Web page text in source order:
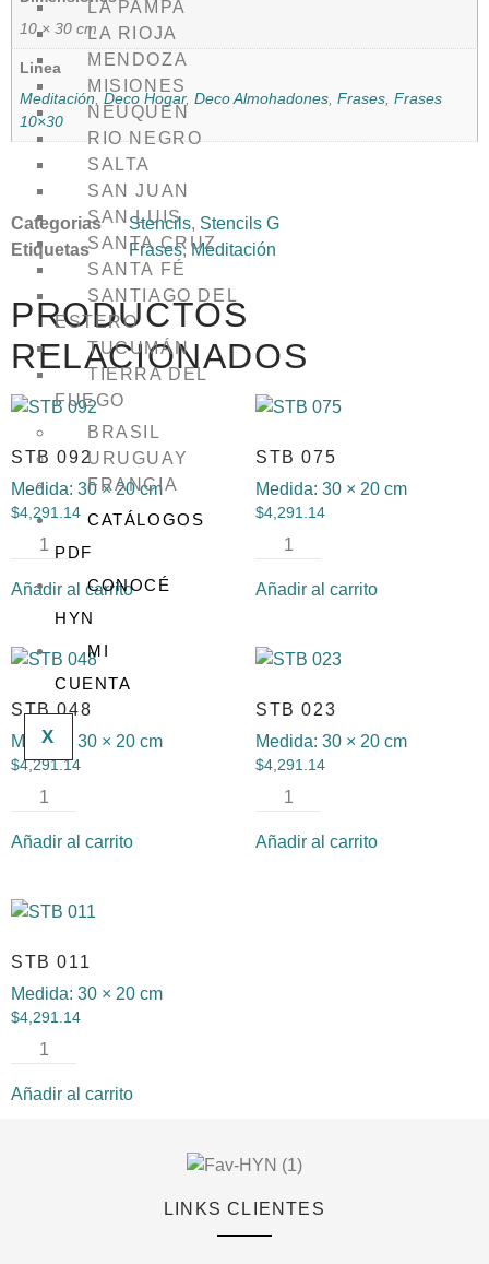
LA PAMPA
LA RIOJA
MENDOZA
MISIONES
NEUQUEN
RIO NEGRO
SALTA
SAN JUAN
SAN LUIS
SANTA CRUZ
SANTA FÉ
SANTIAGO DEL
ESTERO
TUCUMÁN
TIERRA DEL
FUEGO
BRASIL
URUGUAY
FRANCIA
CATÁLOGOS
PDF
CONOCÉ
HYN
MI
CUENTA
X
10 × 30 cm
Linea
Meditación ,Deco Hogar,Deco Almohadones ,Frases ,Frases
10×30
Categorias Stencils, Stencils G
Etiquetas
Frases, Meditación
PRODUCTOS
RELACIONADOS
STB 092
Medida: 30 × 20 cm
$4,291.14
Añadir al carrito
STB 075
Medida: 30 × 20 cm
$4,291.14
Añadir al carrito
STB 048
Medida: 30 × 20 cm
$4,291.14
Añadir al carrito
STB 023
Medida: 30 × 20 cm
$4,291.14
Añadir al carrito
STB 011
Medida: 30 × 20 cm
$4,291.14
Añadir al carrito
LINKS CLIENTES